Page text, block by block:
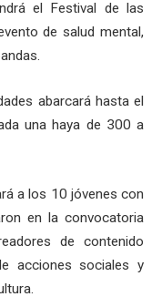
el Festival de las
de salud mental,
abarcará hasta el
una haya de 300 a
a los 10 jóvenes con
en la convocatoria
de contenido
acciones sociales y